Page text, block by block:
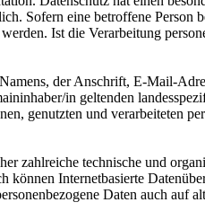
Sofern eine betroffene
Ist die Verarbeitung
der Anschrift, E-Mail-
in geltenden
genutzten und verarbeiteten
zahlreiche technische und
können Internetbasierte
Daten auch auf